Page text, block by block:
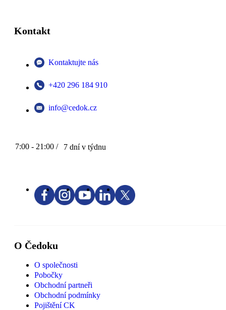
Kontakt
Kontaktujte nás
+420 296 184 910
info@cedok.cz
7:00 - 21:00 / 7 dní v týdnu
O Čedoku
O společnosti
Pobočky
Obchodní partneři
Obchodní podmínky
Pojištění CK